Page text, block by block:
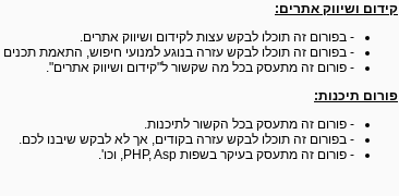
קידום ושיווק אתרים:
- בפורום זה תוכלו לבקש עצות לקידום ושיווק אתרים.
- בפורום זה תוכלו לבקש עזרה בנוגע למנועי חיפוש, התאמת תכנים
- פורום זה מתעסק בכל מה שקשור ל"קידום ושיווק אתרים".
פורום תיכנות:
- פורום זה מתעסק בכל הקשור לתיכנות.
- בפורום זה תוכלו לבקש עזרה בקודים, אך לא לבקש שיבנו לכם.
- פורום זה מתעסק בעיקר בשפות PHP, Asp, וכו'.